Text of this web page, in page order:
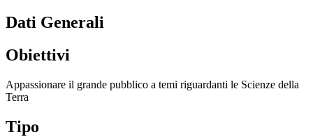
Dati Generali
Obiettivi
Appassionare il grande pubblico a temi riguardanti le Scienze della
Terra
Tipo